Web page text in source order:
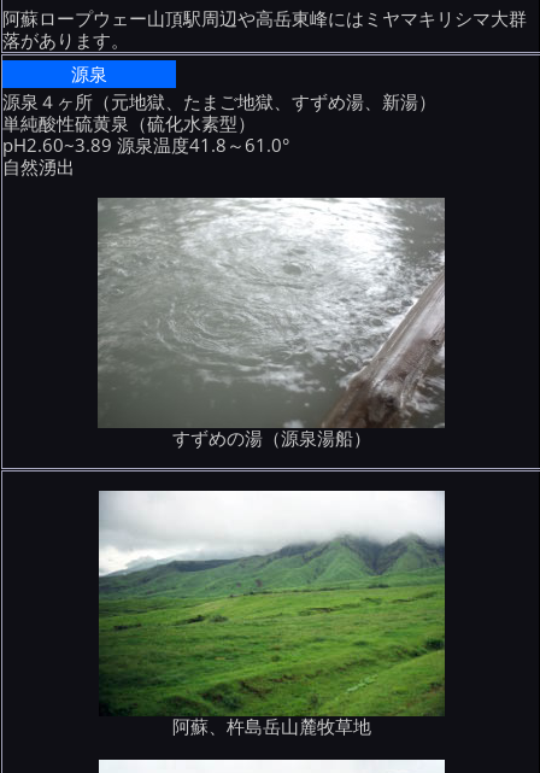
阿蘇ロープウェー山頂駅周辺や高岳東峰にはミヤマキリシマ大群
落があります。
源泉
源泉４ヶ所（元地獄、たまご地獄、すずめ湯、新湯）
単純酸性硫黄泉（硫化水素型）
pH2.60~3.89 源泉温度41.8～61.0°
自然湧出
すずめの湯（源泉湯船）
阿蘇、杵島岳山麓牧草地